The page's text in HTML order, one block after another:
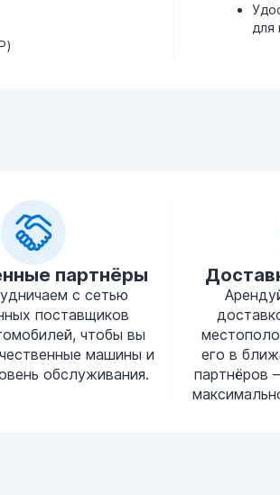
для
партнёры
с сетью
поставщиков
чтобы вы
машины и
обслуживания.
его в
партнёров